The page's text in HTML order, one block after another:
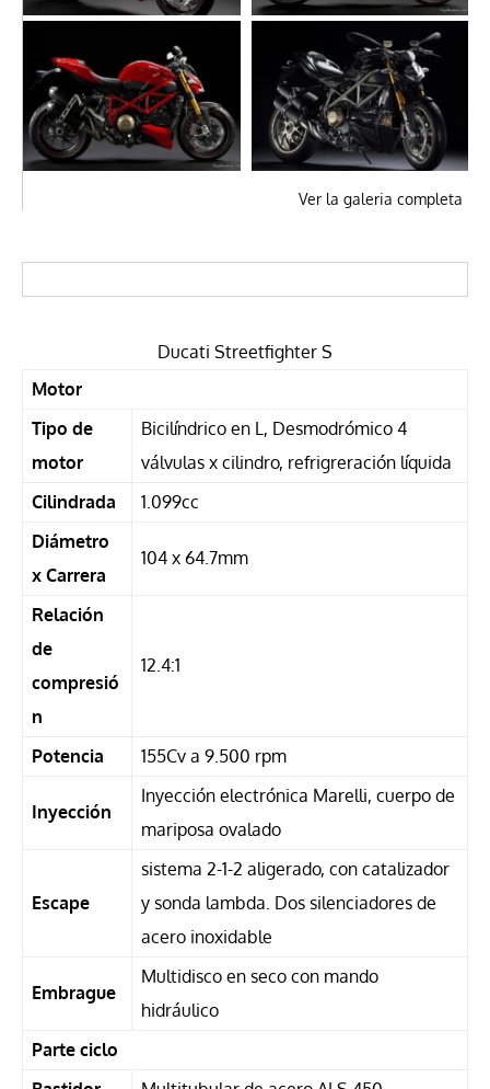
Ver la galeria completa
Ducati Streetfighter S
Motor
Tipo de
motor
Bicilíndrico en L, Desmodrómico 4
válvulas x cilindro, refrigreración líquida
Cilindrada
1.099cc
Diámetro
x Carrera
104 x 64.7mm
Relación
de
compresió
n
12.4:1
Potencia 155Cv a 9.500 rpm
Inyección
Inyección electrónica Marelli, cuerpo de
mariposa ovalado
Escape
sistema 2-1-2 aligerado, con catalizador
y sonda lambda. Dos silenciadores de
acero inoxidable
Embrague
Multidisco en seco con mando
hidráulico
Parte ciclo